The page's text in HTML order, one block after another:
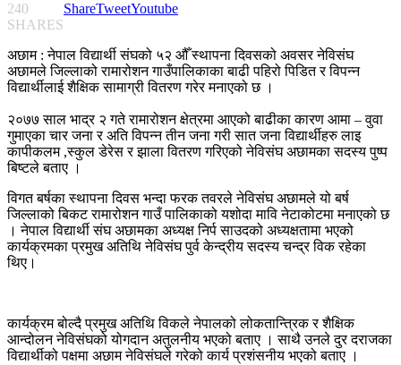
240
SHARES
ShareTweetYoutube
अछाम : नेपाल विद्यार्थी संघको ५२ औँ स्थापना दिवसको अवसर नेविसंघ
अछामले जिल्लाको रामारोशन गाउँपालिकाका बाढी पहिरो पिडित र विपन्न
विद्यार्थीलाई शैक्षिक सामाग्री वितरण गरेर मनाएको छ ।
२०७७ साल भाद्र २ गते रामारोशन क्षेत्रमा आएको बाढीका कारण आमा – वुवा
गुमाएका चार जना र अति विपन्न तीन जना गरी सात जना विद्यार्थीहरु लाइ
कापीकलम ,स्कुल डेरेस र झाला वितरण गरिएको नेविसंघ अछामका सदस्य पुष्प
बिष्टले बताए ।
विगत बर्षका स्थापना दिवस भन्दा फरक तवरले नेविसंघ अछामले यो बर्ष
जिल्लाको बिकट रामारोशन गाउँ पालिकाको यशोदा मावि नेटाकोटमा मनाएको छ
। नेपाल विद्यार्थी संघ अछामका अध्यक्ष निर्प साउदको अध्यक्षतामा भएको
कार्यक्रमका प्रमुख अतिथि नेविसंघ पुर्व केन्द्रीय सदस्य चन्द्र विक रहेका
थिए।
कार्यक्रम बोल्दै प्रमुख अतिथि विकले नेपालको लोकतान्त्रिक र शैक्षिक
आन्दोलन नेविसंघको योगदान अतुलनीय भएको बताए । साथै उनले दुर दराजका
विद्यार्थीको पक्षमा अछाम नेविसंघले गरेको कार्य प्रशंसनीय भएको बताए ।